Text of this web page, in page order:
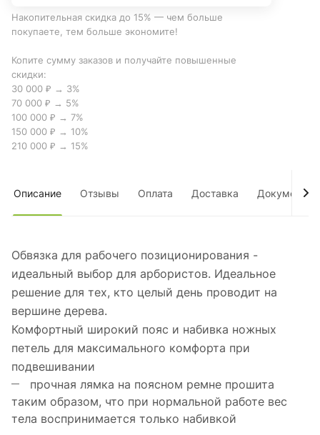
Накопительная скидка до 15% — чем больше
покупаете, тем больше экономите!
Копите сумму заказов и получайте повышенные
скидки:
30 000 ₽ → 3%
70 000 ₽ → 5%
100 000 ₽ → 7%
150 000 ₽ → 10%
210 000 ₽ → 15%
Описание Отзывы Оплата Доставка Документы
Обвязка для рабочего позиционирования -
идеальный выбор для арбористов. Идеальное
решение для тех, кто целый день проводит на
вершине дерева.
Комфортный широкий пояс и набивка ножных
петель для максимального комфорта при
подвешивании
прочная лямка на поясном ремне прошита
таким образом, что при нормальной работе вес
тела воспринимается только набивкой